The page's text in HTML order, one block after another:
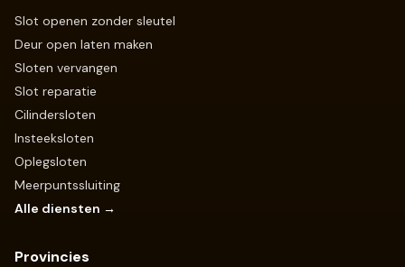
Slot openen zonder sleutel
Deur open laten maken
Sloten vervangen
Slot reparatie
Cilindersloten
Insteeksloten
Oplegsloten
Meerpuntssluiting
Alle diensten →
Provincies